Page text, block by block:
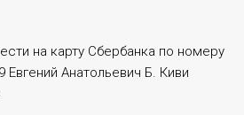
на карту Сбербанка по номеру
Евгений Анатольевич Б. Киви